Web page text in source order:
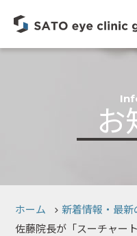
お
ホーム 新着情報・最新
佐藤院長が「スーチャー